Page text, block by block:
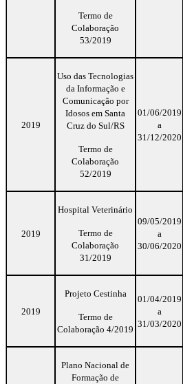
Termo de
Colaboração
53/2019
2019
Uso das Tecnologias
da Informação e
Comunicação por
Idosos em Santa
Cruz do Sul/RS
Termo de
Colaboração
52/2019
01/06/2019
a
31/12/2020
2019
Hospital Veterinário
Termo de
Colaboração
31/2019
09/05/2019
a
30/06/2020
2019
Projeto Cestinha
Termo de
Colaboração 4/2019
01/04/2019
a
31/03/2020
Plano Nacional de
Formação de